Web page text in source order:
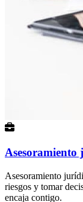
Asesoramiento
riesgos y tomar
encaja contigo.